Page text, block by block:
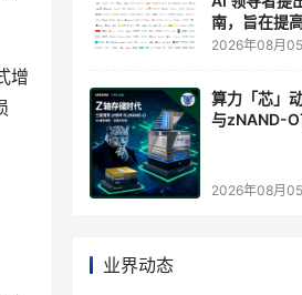
增
南，旨在提
明度
2026年08月
算力「芯」
与zNAND-
个维度，z轴
2026年08月
业界动态